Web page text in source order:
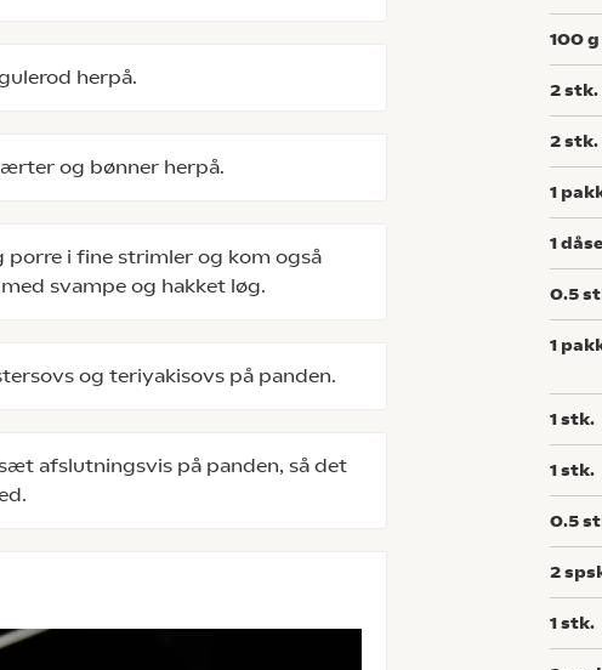
herpå.
og bønner herpå.
porre i fine strimler og kom også
svampe og hakket løg.
og teriyakisovs på panden.
afslutningsvis på panden, så det
100g
2stk.
2stk.
1
1dåse
0.5
1
1stk.
1stk.
0.5
2
1stk.